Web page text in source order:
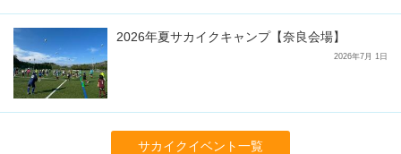
2026年夏サカイクキャンプ【奈良会場】
2026年7月 1日
サカイクイベント一覧